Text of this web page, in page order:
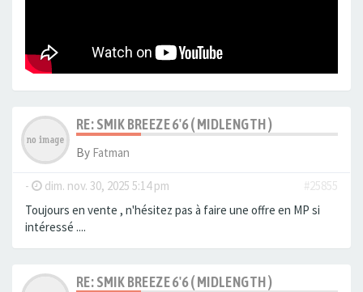
RE: SMIK BREEZE 6'6 ( MIDLENGTH )
By Fatman
- dim. nov. 30, 2025 5:14 pm
#25855
Toujours en vente , n'hésitez pas à faire une offre en MP si
intéressé ....
RE: SMIK BREEZE 6'6 ( MIDLENGTH )